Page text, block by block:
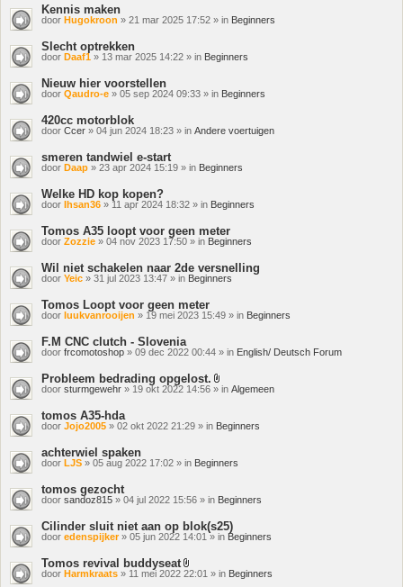
Kennis maken
door Hugokroon » 21 mar 2025 17:52 » in Beginners
Slecht optrekken
door Daaf1 » 13 mar 2025 14:22 » in Beginners
Nieuw hier voorstellen
door Qaudro-e » 05 sep 2024 09:33 » in Beginners
420cc motorblok
door Ccer » 04 jun 2024 18:23 » in Andere voertuigen
smeren tandwiel e-start
door Daap » 23 apr 2024 15:19 » in Beginners
Welke HD kop kopen?
door Ihsan36 » 11 apr 2024 18:32 » in Beginners
Tomos A35 loopt voor geen meter
door Zozzie » 04 nov 2023 17:50 » in Beginners
Wil niet schakelen naar 2de versnelling
door Yeic » 31 jul 2023 13:47 » in Beginners
Tomos Loopt voor geen meter
door luukvanrooijen » 19 mei 2023 15:49 » in Beginners
F.M CNC clutch - Slovenia
door frcomotoshop » 09 dec 2022 00:44 » in English/ Deutsch Forum
Probleem bedrading opgelost.
Bijlage(n)
door sturmgewehr » 19 okt 2022 14:56 » in Algemeen
tomos A35-hda
door Jojo2005 » 02 okt 2022 21:29 » in Beginners
achterwiel spaken
door LJS » 05 aug 2022 17:02 » in Beginners
tomos gezocht
door sandoz815 » 04 jul 2022 15:56 » in Beginners
Cilinder sluit niet aan op blok(s25)
door edenspijker» 05 jun 2022 14:01 » in Beginners
Tomos revival buddyseat
Bijlage(n)
door Harmkraats » 11 mei 2022 22:01 » in Beginners